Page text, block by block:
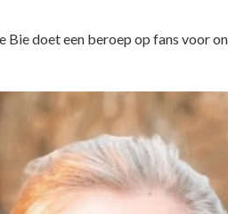
Bie doet een beroep op fans voor